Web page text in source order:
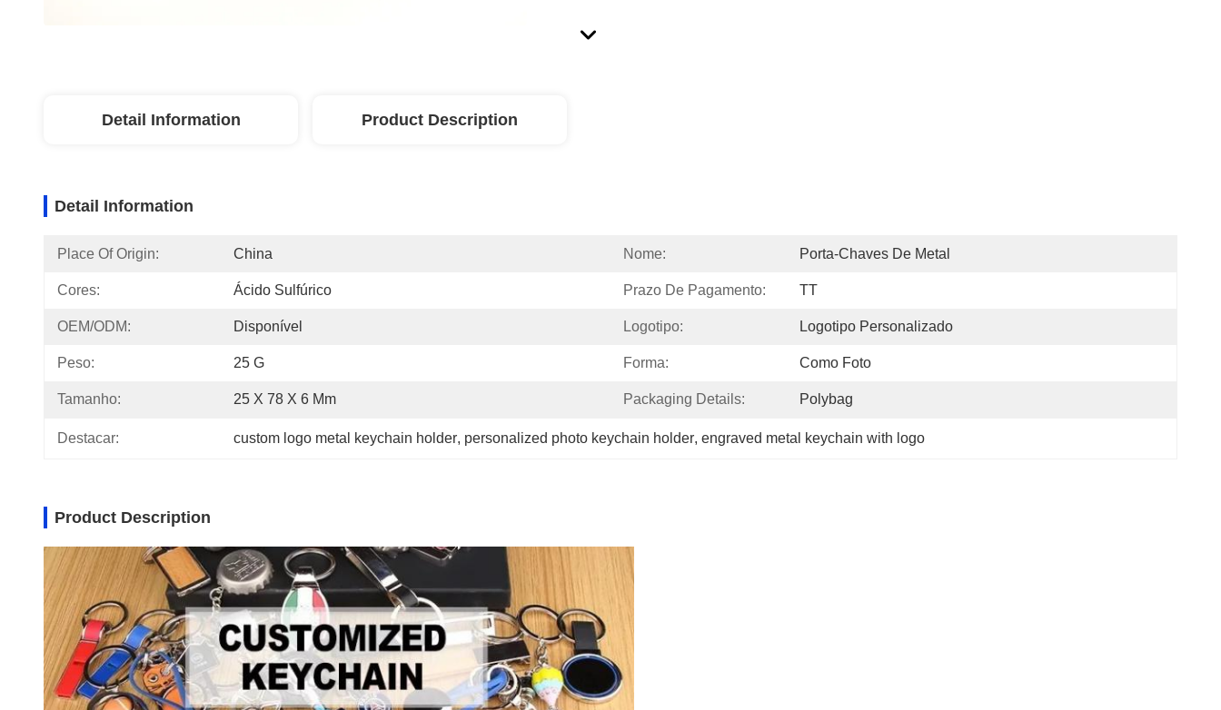
Detail Information Product Description
Detail Information
Place Of Origin: China Nome: Porta-Chaves De Metal
Cores: Ácido Sulfúrico Prazo De Pagamento: TT
OEM/ODM: Disponível Logotipo: Logotipo Personalizado
Peso: 25 G Forma: Como Foto
Tamanho: 25 X 78 X 6 Mm Packaging Details: Polybag
Destacar: custom logo metal keychain holder, personalized photo keychain holder, engraved metal keychain with logo
Product Description